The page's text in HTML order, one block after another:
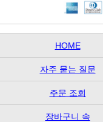
HOME
자주 묻는 질문
주문 조회
장바구니 속